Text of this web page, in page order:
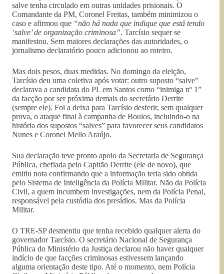
salve tenha circulado em outras unidades prisionais. O
Comandante da PM, Coronel Freitas, também minimizou o
caso e afirmou que “não há nada que indique que está tendo
‘salve’ de organização criminosa”. Tarcísio sequer se
manifestou. Sem maiores declarações das autoridades, o
jornalismo declaratório pouco adicionou ao roteiro.
Mas dois pesos, duas medidas. No domingo da eleição,
Tarcísio deu uma coletiva após votar: outro suposto “salve”
declarava a candidata do PL em Santos como “inimiga nº 1”
da facção por ser próxima demais do secretário Derrite
(sempre ele). Foi a deixa para Tarcísio desferir, sem qualquer
prova, o ataque final à campanha de Boulos, incluindo-o na
história dos supostos “salves” para favorecer seus candidatos
Nunes e Coronel Mello Araújo.
Sua declaração teve pronto apoio da Secretaria de Segurança
Pública, chefiada pelo Capitão Derrite (ele de novo), que
emitiu nota confirmando que a informação teria sido obtida
pelo Sistema de Inteligência da Polícia Militar. Não da Polícia
Civil, a quem incumbem investigações, nem da Polícia Penal,
responsável pela custódia dos presídios. Mas da Polícia
Militar.
O TRE-SP desmentiu que tenha recebido qualquer alerta do
governador Tarcísio. O secretário Nacional de Segurança
Pública do Ministério da Justiça declarou não haver qualquer
indício de que facções criminosas estivessem lançando
alguma orientação deste tipo. Até o momento, nem Polícia